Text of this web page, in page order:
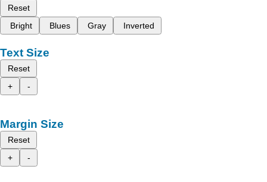
Reset
Bright
Blues Gray Inverted
Text Size
Reset
+
-
Margin Size
Reset
+
-